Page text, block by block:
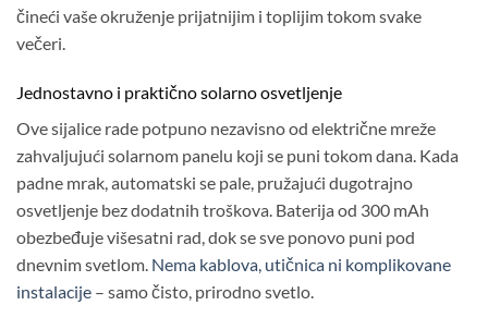
čineći vaše okruženje prijatnijim i toplijim tokom svake
večeri.
Jednostavno i praktično solarno osvetljenje
Ove sijalice rade potpuno nezavisno od električne mreže
zahvaljujući solarnom panelu koji se puni tokom dana. Kada
padne mrak, automatski se pale, pružajući dugotrajno
osvetljenje bez dodatnih troškova. Baterija od 300 mAh
obezbeđuje višesatni rad, dok se sve ponovo puni pod
dnevnim svetlom. Nema kablova, utičnica ni komplikovane
instalacije – samo čisto, prirodno svetlo.